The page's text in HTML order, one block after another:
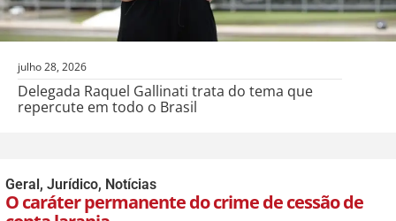
julho 28, 2026
Delegada Raquel Gallinati trata do tema que
repercute em todo o Brasil
Geral, Jurídico, Notícias
O caráter permanente do crime de cessão de